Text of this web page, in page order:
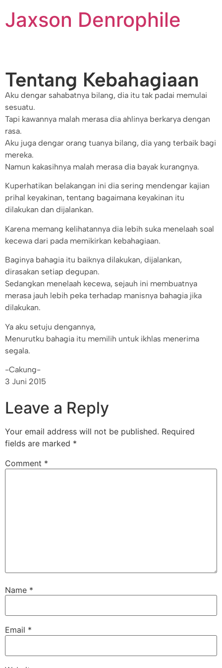
Jaxson Denrophile
Tentang Kebahagiaan
Aku dengar sahabatnya bilang, dia itu tak padai memulai
sesuatu.
Tapi kawannya malah merasa dia ahlinya berkarya dengan
rasa.
Aku juga dengar orang tuanya bilang, dia yang terbaik bagi
mereka.
Namun kakasihnya malah merasa dia bayak kurangnya.
Kuperhatikan belakangan ini dia sering mendengar kajian
prihal keyakinan, tentang bagaimana keyakinan itu
dilakukan dan dijalankan.
Karena memang kelihatannya dia lebih suka menelaah soal
kecewa dari pada memikirkan kebahagiaan.
Baginya bahagia itu baiknya dilakukan, dijalankan,
dirasakan setiap degupan.
Sedangkan menelaah kecewa, sejauh ini membuatnya
merasa jauh lebih peka terhadap manisnya bahagia jika
dilakukan.
Ya aku setuju dengannya,
Menurutku bahagia itu memilih untuk ikhlas menerima
segala.
-Cakung-
3 Juni 2015
Leave a Reply
Your email address will not be published. Required
fields are marked *
Comment *
Name *
Email *